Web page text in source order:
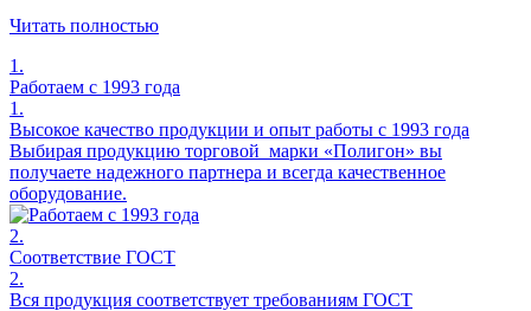
Читать полностью
1.
Работаем с 1993 года
1.
Высокое качество продукции и опыт работы с 1993 года
Выбирая продукцию торговой марки «Полигон» вы
получаете надежного партнера и всегда качественное
оборудование.
2.
Соответствие ГОСТ
2.
Вся продукция соответствует требованиям ГОСТ